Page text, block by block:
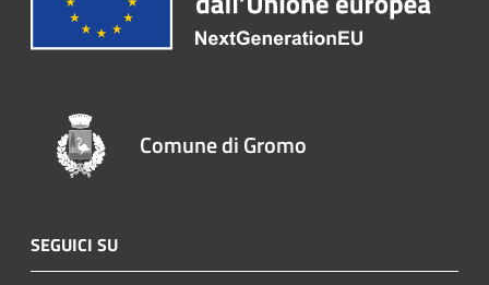
Comune di Gromo
SEGUICI SU